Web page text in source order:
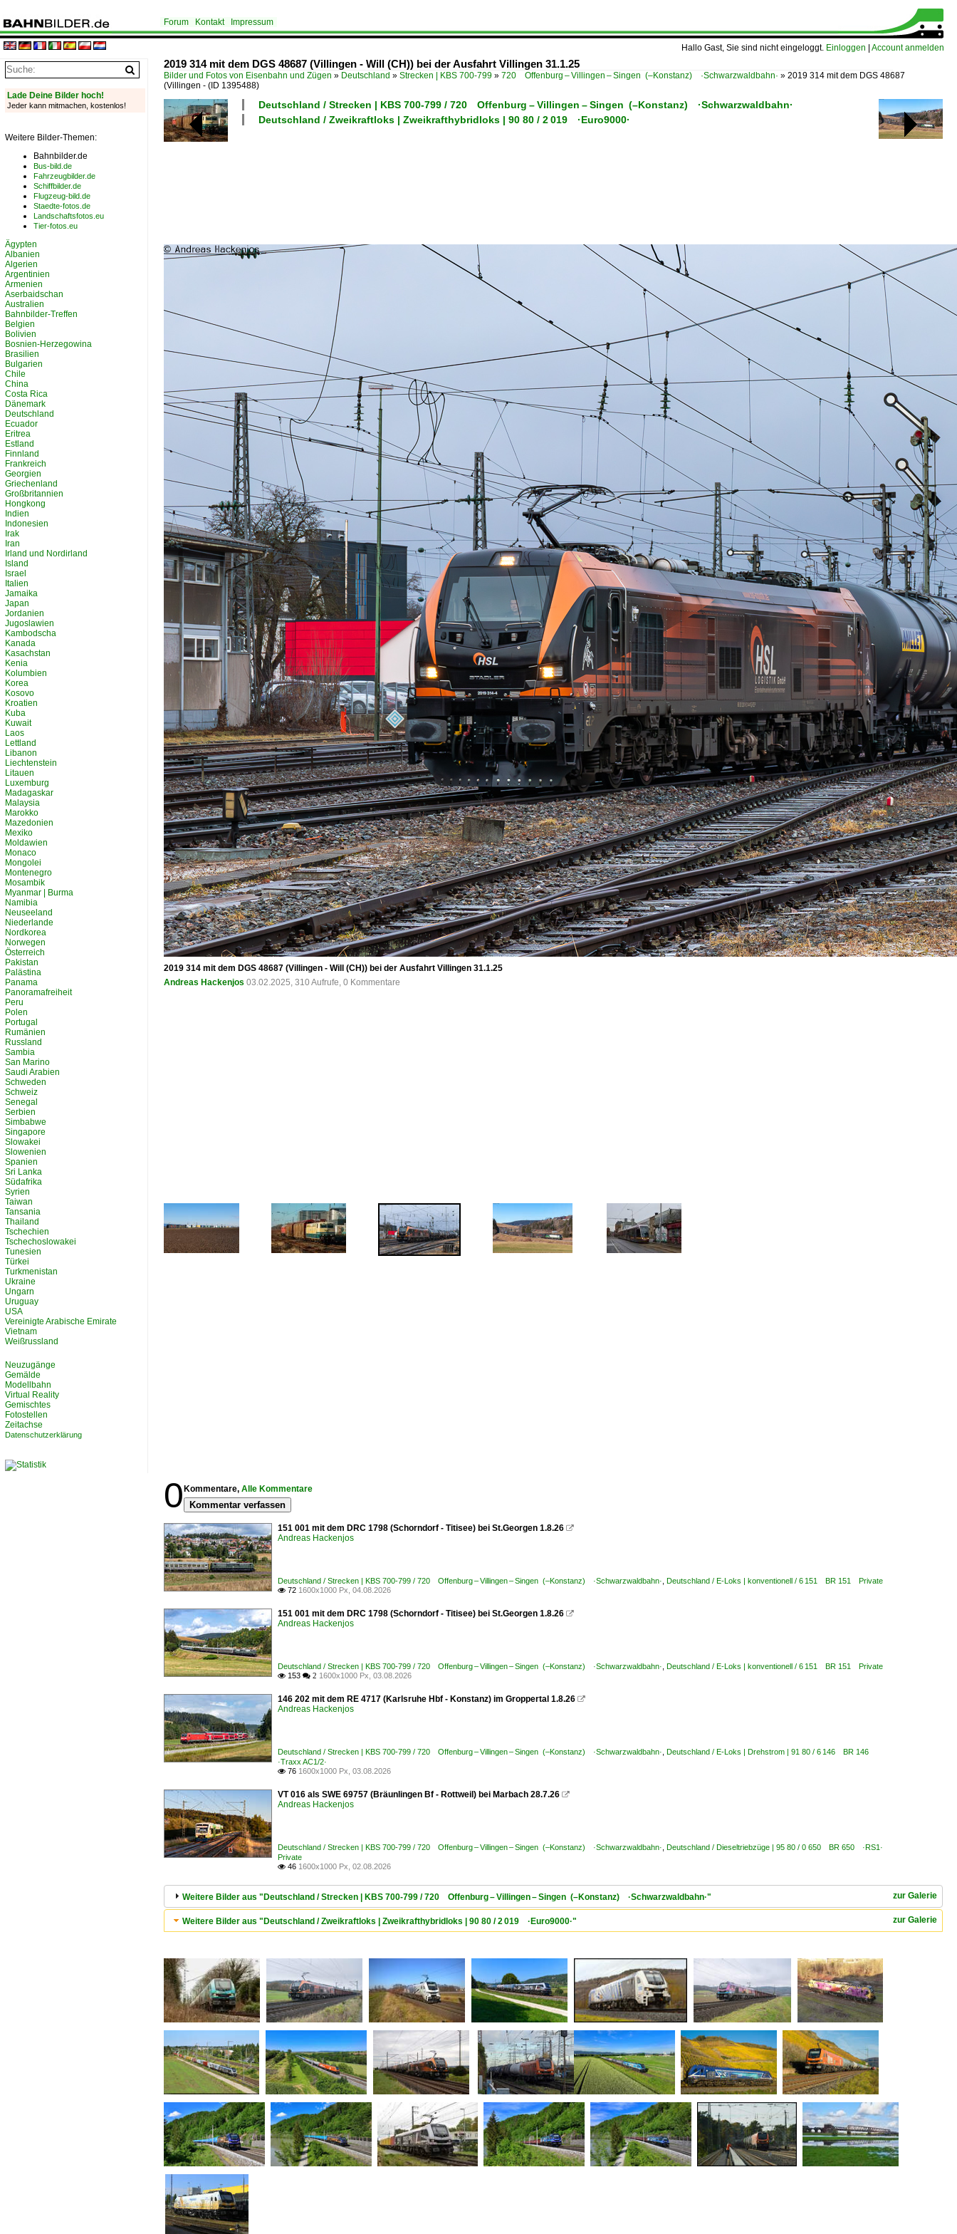
Hallo Gast, Sie sind nicht eingeloggt. Einloggen Account anmelden
Forum Kontakt Impressum
2019 314 mit dem DGS 48687 (Villingen - Will (CH)) bei der Ausfahrt Villingen 31.1.25
Bilder und Fotos von Eisenbahn und Zügen » Deutschland » Strecken | KBS 700-799 » 720 Offenburg – Villingen – Singen (–Konstanz) ·Schwarzwaldbahn· » 2019 314 mit dem DGS 48687
(Villingen - (ID 1395488)
Deutschland / Strecken | KBS 700-799 / 720 Offenburg – Villingen – Singen (–Konstanz) ·Schwarzwaldbahn·
Deutschland / Zweikraftloks | Zweikrafthybridloks | 90 80 / 2 019 ·Euro9000·
2019 314 mit dem DGS 48687 (Villingen - Will (CH)) bei der Ausfahrt Villingen 31.1.25
Andreas Hackenjos 03.02.2025, 310 Aufrufe, 0 Kommentare
0 Kommentare, Alle Kommentare
Kommentar verfassen
151 001 mit dem DRC 1798 (Schorndorf - Titisee) bei St.Georgen 1.8.26 
Andreas Hackenjos
Deutschland / Strecken | KBS 700-799 / 720 Offenburg – Villingen – Singen (–Konstanz) ·Schwarzwaldbahn· Deutschland / E-Loks | konventionell / 6 151 BR 151 Private
 72 1600x1000 Px, 04.08.2026
151 001 mit dem DRC 1798 (Schorndorf - Titisee) bei St.Georgen 1.8.26 
Andreas Hackenjos
Deutschland / Strecken | KBS 700-799 / 720 Offenburg – Villingen – Singen (–Konstanz) ·Schwarzwaldbahn· Deutschland / E-Loks | konventionell / 6 151 BR 151 Private
 153  2 1600x1000 Px, 03.08.2026
146 202 mit dem RE 4717 (Karlsruhe Hbf - Konstanz) im Groppertal 1.8.26 
Andreas Hackenjos
Deutschland / Strecken | KBS 700-799 / 720 Offenburg – Villingen – Singen (–Konstanz) ·Schwarzwaldbahn· Deutschland / E-Loks | Drehstrom | 91 80 / 6 146 BR 146
·Traxx AC1/2·
 76 1600x1000 Px, 03.08.2026
VT 016 als SWE 69757 (Bräunlingen Bf - Rottweil) bei Marbach 28.7.26 
Andreas Hackenjos
Deutschland / Strecken | KBS 700-799 / 720 Offenburg – Villingen – Singen (–Konstanz) ·Schwarzwaldbahn· Deutschland / Dieseltriebzüge | 95 80 / 0 650 BR 650 ·RS1·
Private
 46 1600x1000 Px, 02.08.2026
zur Galerie
Weitere Bilder aus "Deutschland / Strecken | KBS 700-799 / 720 Offenburg – Villingen – Singen (–Konstanz) ·Schwarzwaldbahn·"
zur Galerie
Weitere Bilder aus "Deutschland / Zweikraftloks | Zweikrafthybridloks | 90 80 / 2 019 ·Euro9000·"
Lade Deine Bilder hoch!
Jeder kann mitmachen, kostenlos!
Weitere Bilder-Themen:
Bahnbilder.de
Bus-bild.de
Fahrzeugbilder.de
Schiffbilder.de
Flugzeug-bild.de
Staedte-fotos.de
Landschaftsfotos.eu
Tier-fotos.eu
Ägypten
Albanien
Algerien
Argentinien
Armenien
Aserbaidschan
Australien
Bahnbilder-Treffen
Belgien
Bolivien
Bosnien-Herzegowina
Brasilien
Bulgarien
Chile
China
Costa Rica
Dänemark
Deutschland
Ecuador
Eritrea
Estland
Finnland
Frankreich
Georgien
Griechenland
Großbritannien
Hongkong
Indien
Indonesien
Irak
Iran
Irland und Nordirland
Island
Israel
Italien
Jamaika
Japan
Jordanien
Jugoslawien
Kambodscha
Kanada
Kasachstan
Kenia
Kolumbien
Korea
Kosovo
Kroatien
Kuba
Kuwait
Laos
Lettland
Libanon
Liechtenstein
Litauen
Luxemburg
Madagaskar
Malaysia
Marokko
Mazedonien
Mexiko
Moldawien
Monaco
Mongolei
Montenegro
Mosambik
Myanmar | Burma
Namibia
Neuseeland
Niederlande
Nordkorea
Norwegen
Österreich
Pakistan
Palästina
Panama
Panoramafreiheit
Peru
Polen
Portugal
Rumänien
Russland
Sambia
San Marino
Saudi Arabien
Schweden
Schweiz
Senegal
Serbien
Simbabwe
Singapore
Slowakei
Slowenien
Spanien
Sri Lanka
Südafrika
Syrien
Taiwan
Tansania
Thailand
Tschechien
Tschechoslowakei
Tunesien
Türkei
Turkmenistan
Ukraine
Ungarn
Uruguay
USA
Vereinigte Arabische Emirate
Vietnam
Weißrussland
Neuzugänge
Gemälde
Modellbahn
Virtual Reality
Gemischtes
Fotostellen
Zeitachse
Datenschutzerklärung